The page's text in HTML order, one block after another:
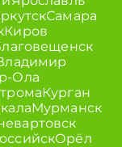
Самара
Киров
Ола
Курган
Мурманск
Орёл